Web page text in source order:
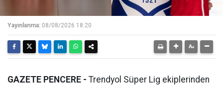
Yayınlanma: 08/08/2026 18:20
GAZETE PENCERE - Trendyol Süper Lig ekiplerinden